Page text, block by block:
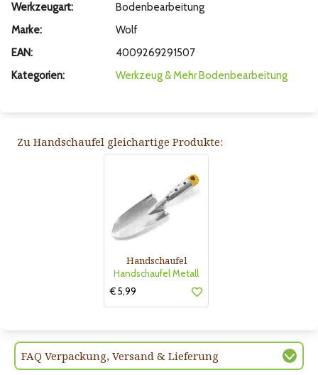
Werkzeugart:
Bodenbearbeitung
Marke:
Wolf
EAN:
4009269291507
Kategorien:
Werkzeug & Mehr Bodenbearbeitung
Zu Handschaufel gleichartige Produkte:
Handschaufel
Handschaufel Metall
€ 5,99
FAQ Verpackung, Versand & Lieferung